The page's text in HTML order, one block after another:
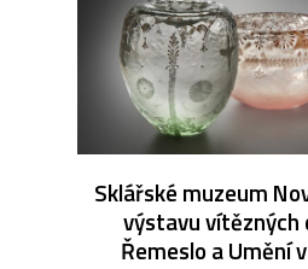
Sklářské muzeum
výstavu vítězných
Řemeslo a Umění